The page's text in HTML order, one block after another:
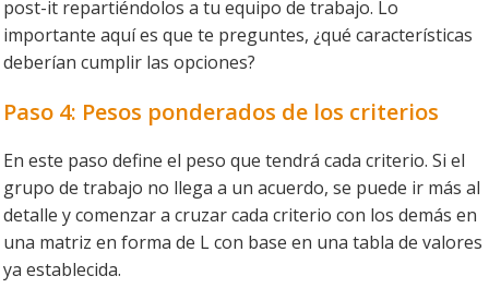
post-it repartiéndolos a tu equipo de trabajo. Lo
importante aquí es que te preguntes, ¿qué características
deberían cumplir las opciones?
Paso 4: Pesos ponderados de los criterios
En este paso define el peso que tendrá cada criterio. Si el
grupo de trabajo no llega a un acuerdo, se puede ir más al
detalle y comenzar a cruzar cada criterio con los demás en
una matriz en forma de L con base en una tabla de valores
ya establecida.